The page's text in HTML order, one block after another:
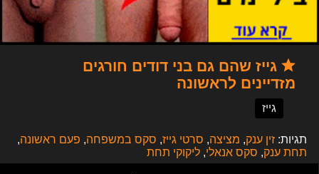
גייז שהם גם בני דודים חורגים
מזדיינים לראשונה
גייז
תגיות: זין ענק, מציצה, סרטי גייז, סקס במשפחה, פעם ראשונה,
תחת ענק, סקס אנאלי, ליקוקי תחת